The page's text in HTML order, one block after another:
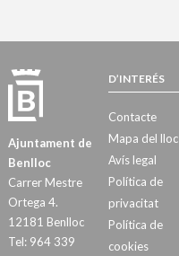
Ajuntament de
Benlloc
Carrer Mestre
Ortega 4.
12181 Benlloc
Tel: 964 339
D’INTERÉS
Contacte
Mapa del lloc
Avís legal
Política de
privacitat
Política de
cookies